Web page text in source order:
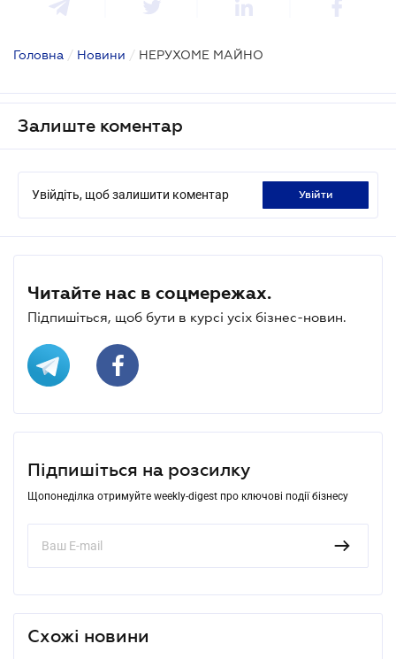
Головна / Новини / НЕРУХОМЕ МАЙНО
Залиште коментар
Увійдіть, щоб залишити коментар увійти
Читайте нас в соцмережах.
Підпишіться, щоб бути в курсі усіх бізнес-новин.
Підпишіться на розсилку
Щопонеділка отримуйте weekly-digest про ключові події бізнесу
Схожі новини